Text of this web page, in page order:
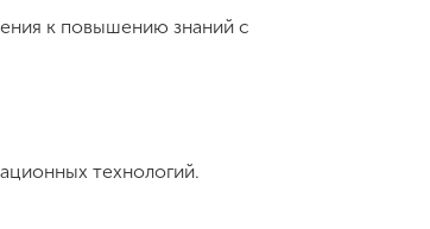
к повышению знаний с
технологий.